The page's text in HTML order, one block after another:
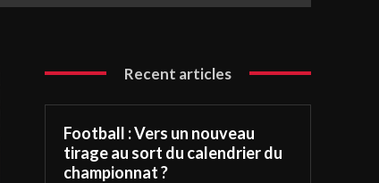
Recent articles
Football : Vers un nouveau
tirage au sort du calendrier du
championnat ?